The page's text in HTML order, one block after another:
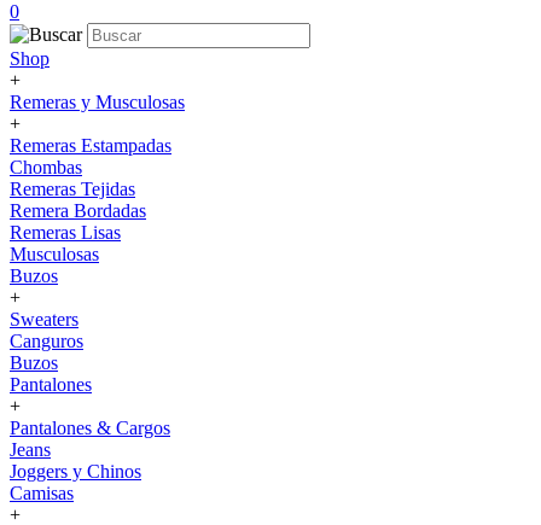
0
Shop
+
Remeras y Musculosas
+
Remeras Estampadas
Chombas
Remeras Tejidas
Remera Bordadas
Remeras Lisas
Musculosas
Buzos
+
Sweaters
Canguros
Buzos
Pantalones
+
Pantalones & Cargos
Jeans
Joggers y Chinos
Camisas
+